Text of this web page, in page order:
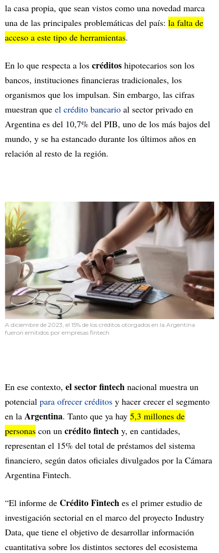
la casa propia, que sean vistos como una novedad marca
una de las principales problemáticas del país: la falta de
acceso a este tipo de herramientas.
En lo que respecta a los créditos hipotecarios son los
bancos, instituciones financieras tradicionales, los
organismos que los impulsan. Sin embargo, las cifras
muestran que el crédito bancario al sector privado en
Argentina es del 10,7% del PIB, uno de los más bajos del
mundo, y se ha estancado durante los últimos años en
relación al resto de la región.
A diciembre de 2023, el 15% de los créditos otorgados en la Argentina
fueron emitidos por empresas fintech
En ese contexto, el sector fintech nacional muestra un
potencial para ofrecer créditos y hacer crecer el segmento
en la Argentina. Tanto que ya hay 5,3 millones de
personas con un crédito fintech y, en cantidades,
representan el 15% del total de préstamos del sistema
financiero, según datos oficiales divulgados por la Cámara
Argentina Fintech.
“El informe de Crédito Fintech es el primer estudio de
investigación sectorial en el marco del proyecto Industry
Data, que tiene el objetivo de desarrollar información
cuantitativa sobre los distintos sectores del ecosistema